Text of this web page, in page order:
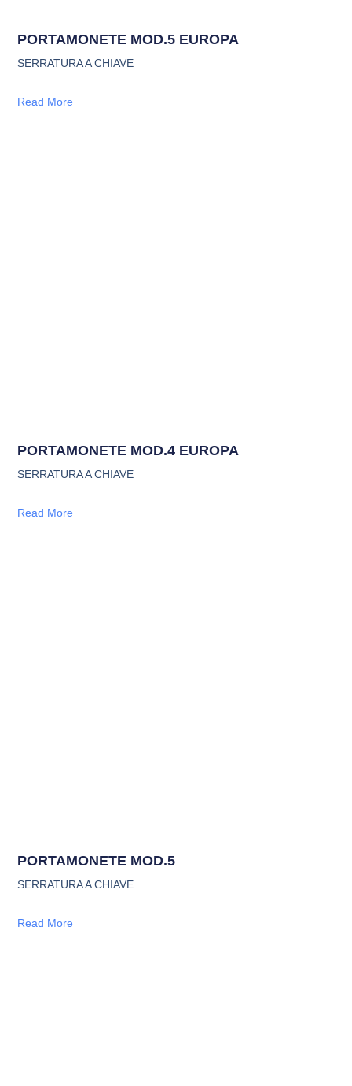
PORTAMONETE MOD.5 EUROPA
SERRATURA A CHIAVE
Read More
PORTAMONETE MOD.4 EUROPA
SERRATURA A CHIAVE
Read More
PORTAMONETE MOD.5
SERRATURA A CHIAVE
Read More